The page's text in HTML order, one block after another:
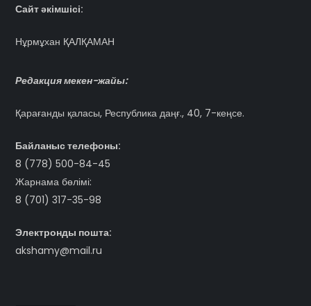
Сайт әкімшісі:
Нұрмұхан ҚАЛҚАМАН
Редакция мекен-жайы:
Қарағанды қаласы, Республика даңғ., 40, 7-кеңсе.
Байланыс телефоны:
8 (778) 500-84-45
Жарнама бөлімі:
8 (701) 317-35-98
Электронды пошта:
akshamy@mail.ru